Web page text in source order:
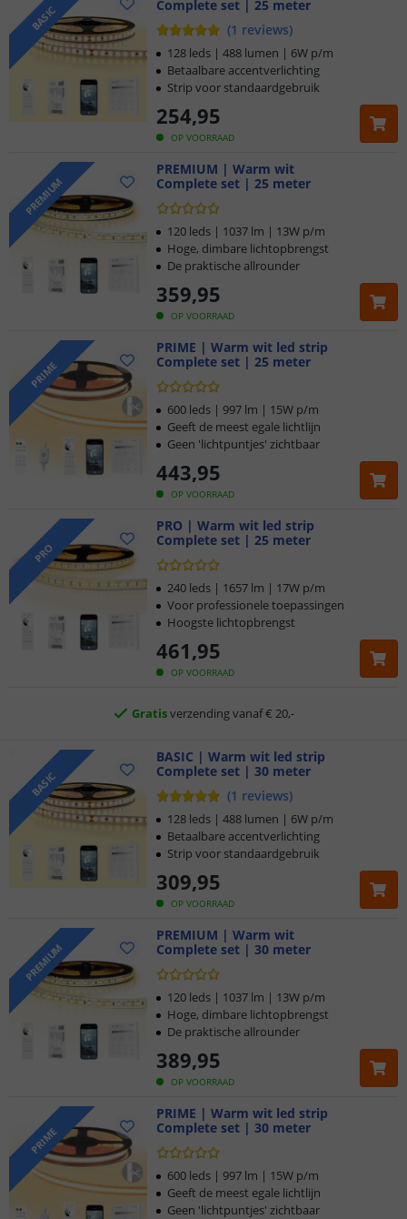
BASIC
Complete set | 25 meter
(1 reviews)
OP VOORRAAD
254,95
128 leds | 488 lumen | 6W p/m
Betaalbare accentverlichting
Strip voor standaardgebruik
PREMIUM
PREMIUM | Warm wit
Complete set | 25 meter
OP VOORRAAD
359,95
120 leds | 1037 lm | 13W p/m
Hoge, dimbare lichtopbrengst
De praktische allrounder
PRIME
PRIME | Warm wit led strip
Complete set | 25 meter
OP VOORRAAD
443,95
600 leds | 997 lm | 15W p/m
Geeft de meest egale lichtlijn
Geen 'lichtpuntjes' zichtbaar
PRO
PRO | Warm wit led strip
Complete set | 25 meter
OP VOORRAAD
461,95
240 leds | 1657 lm | 17W p/m
Voor professionele toepassingen
Hoogste lichtopbrengst
Klantbeoordeling 9.1
Voor 23:45 uur besteld,morgen in huis
5 jaar garantie
Gratis verzending vanaf € 20,-
Klantbeoordeling 9.1
Voor 23:45 uur besteld,morgen in huis
BASIC
BASIC | Warm wit led strip
Complete set | 30 meter
(1 reviews)
OP VOORRAAD
309,95
128 leds | 488 lumen | 6W p/m
Betaalbare accentverlichting
Strip voor standaardgebruik
PREMIUM
PREMIUM | Warm wit
Complete set | 30 meter
OP VOORRAAD
389,95
120 leds | 1037 lm | 13W p/m
Hoge, dimbare lichtopbrengst
De praktische allrounder
PRIME
PRIME | Warm wit led strip
Complete set | 30 meter
600 leds | 997 lm | 15W p/m
Geeft de meest egale lichtlijn
Geen 'lichtpuntjes' zichtbaar